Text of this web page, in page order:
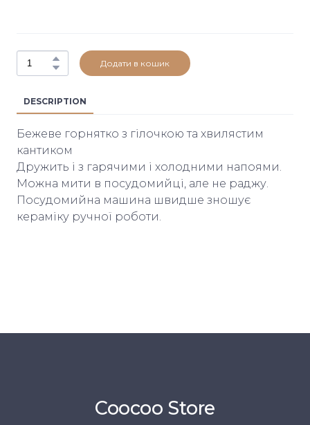
Додати в кошик
DESCRIPTION
Бежеве горнятко з гілочкою та хвилястим
кантиком
Дружить і з гарячими і холодними напоями.
Можна мити в посудомийці, але не раджу.
Посудомийна машина швидше зношує
кераміку ручної роботи.
Coocoo Store